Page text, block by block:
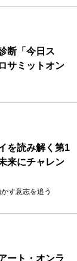
断「今日ス
サミットオン
を読み解く第1
来にチャレン
す意志を追う
ート・オンラ